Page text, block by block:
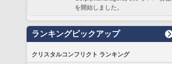
を開始しました。
ランキングピックアップ
クリスタルコンフリクト ランキング